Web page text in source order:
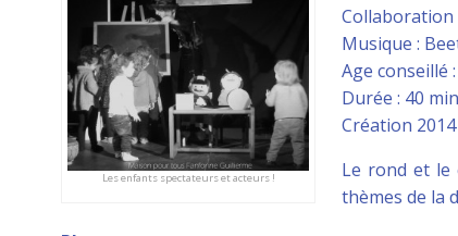
Les enfants spectateurs et acteurs !
Musique :
Age conseillé
Durée : 40
Création 2014
Le rond et le
thèmes de la